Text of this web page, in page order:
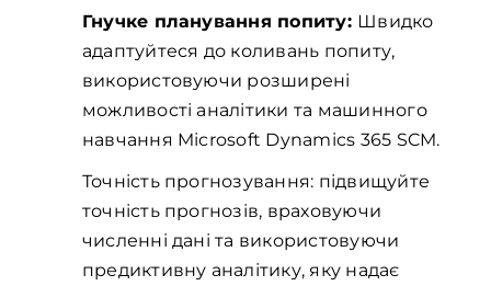
Гнучке планування попиту: Швидко
адаптуйтеся до коливань попиту,
використовуючи розширені
можливості аналітики та машинного
навчання Microsoft Dynamics 365 SCM.
Точність прогнозування: підвищуйте
точність прогнозів, враховуючи
численні дані та використовуючи
предиктивну аналітику, яку надає